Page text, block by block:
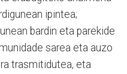
ipintea;
bardin eta parekide
sarea eta auzo
trasmitidutea, eta